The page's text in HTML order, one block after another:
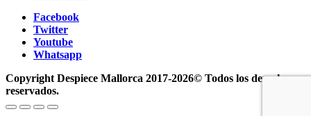
Facebook
Twitter
Youtube
Whatsapp
Copyright Despiece Mallorca 2017-2026© Todos los derechos
reservados.